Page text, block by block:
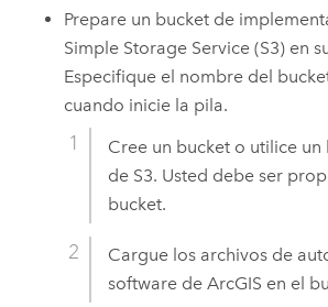
Prepare un bucket de
Simple Storage Service (S3) en
Especifique el nombre del
cuando inicie la pila.
Cree un bucket o utilice un
de S3. Usted debe ser
bucket.
Cargue los archivos de
software de ArcGIS en el